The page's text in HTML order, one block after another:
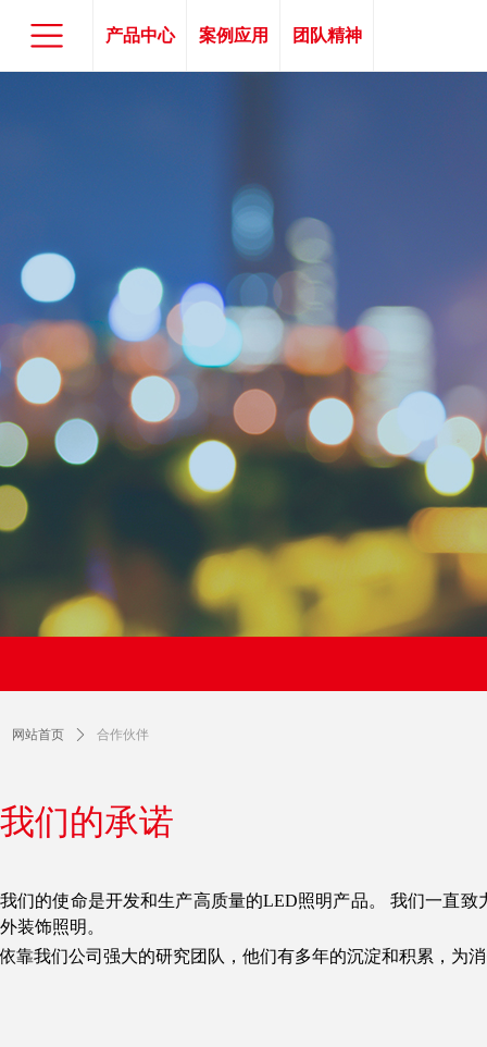
产品中心 案例应用 团队精神
我们的承诺
依靠我们公司强大的研究团队，他们有多年的沉淀和积累，为
我们的使命是开发和生产高质量的LED照明产品。 我们一直
外装饰照明。
网站首页 ꄲ 合作伙伴